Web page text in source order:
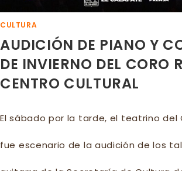
CULTURA
AUDICIÓN DE PIANO Y
DE INVIERNO DEL CORO
CENTRO CULTURAL
El sábado por la tarde, el teatrino del
fue escenario de la audición de los